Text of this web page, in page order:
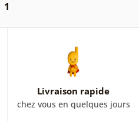
1
Livraison rapide
chez vous en quelques jours